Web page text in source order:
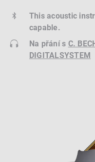
This acoustic
capable.
Na přání s C.
DIGITALSYSTEM